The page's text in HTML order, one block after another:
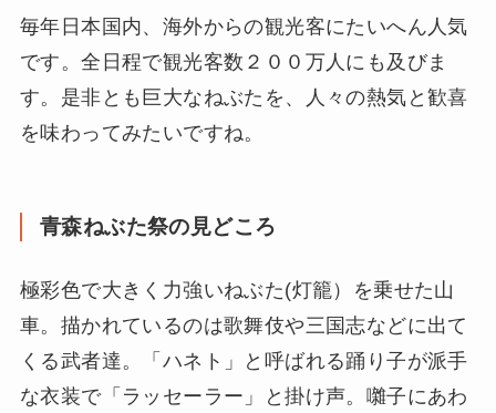
毎年日本国内、海外からの観光客にたいへん人気
です。全日程で観光客数２００万人にも及びま
す。是非とも巨大なねぶたを、人々の熱気と歓喜
を味わってみたいですね。
青森ねぶた祭の見どころ
極彩色で大きく力強いねぶた(灯籠）を乗せた山
車。描かれているのは歌舞伎や三国志などに出て
くる武者達。「ハネト」と呼ばれる踊り子が派手
な衣装で「ラッセーラー」と掛け声。囃子にあわ